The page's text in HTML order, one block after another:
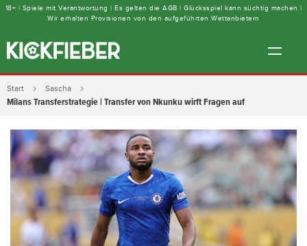
18+ | Spiele mit Verantwortung | Es gelten die AGB | Glücksspiel kann süchtig machen |
Wir erhalten Provisionen von den aufgeführten Wettanbietern
Start Sascha
Milans Transferstrategie | Transfer von Nkunku wirft Fragen auf